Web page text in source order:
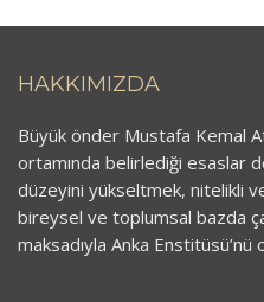
HAKKIMIZDA
Büyük önder Mustafa Kemal
ortamında belirlediği esaslar
düzeyini yükseltmek, nitelikli
bireysel ve toplumsal bazda
maksadıyla Anka Enstitüsü’nü